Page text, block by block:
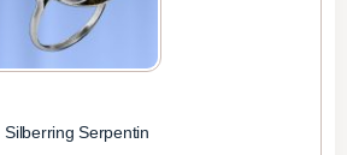
Silberring Serpentin